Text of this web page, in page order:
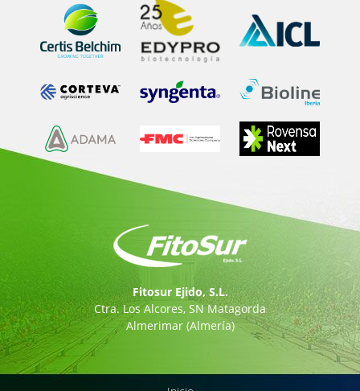
Fitosur Ejido, S.L.
Ctra. Los Alcores, SN Matagorda
Almerimar (Almería)